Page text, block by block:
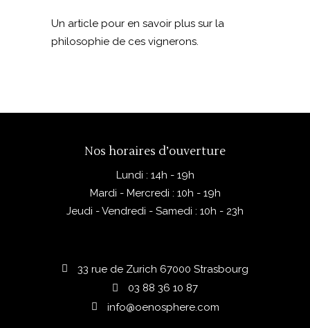
Un article pour en savoir plus sur la
philosophie de ces vignerons.
Nos horaires d’ouverture
Lundi : 14h - 19h
Mardi - Mercredi : 10h - 19h
Jeudi - Vendredi - Samedi : 10h - 23h
33 rue de Zurich 67000 Strasbourg
03 88 36 10 87
info@oenosphere.com